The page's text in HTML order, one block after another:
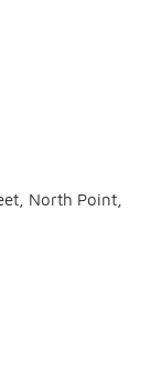
North Point,